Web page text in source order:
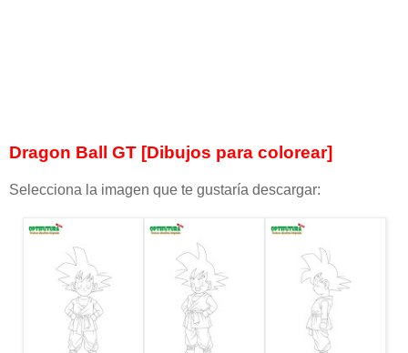
Dragon Ball GT [Dibujos para colorear]
Selecciona la imagen que te gustaría descargar: